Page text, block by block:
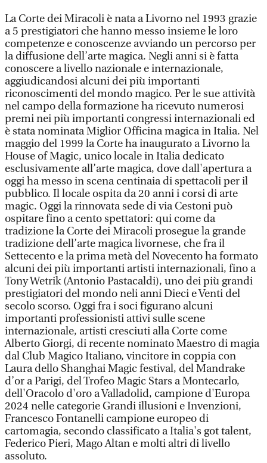
La Corte dei Miracoli è nata a Livorno nel 1993 grazie
a 5 prestigiatori che hanno messo insieme le loro
competenze e conoscenze avviando un percorso per
la diffusione dell’arte magica. Negli anni si è fatta
conoscere a livello nazionale e internazionale,
aggiudicandosi alcuni dei più importanti
riconoscimenti del mondo magico. Per le sue attività
nel campo della formazione ha ricevuto numerosi
premi nei più importanti congressi internazionali ed
è stata nominata Miglior Officina magica in Italia. Nel
maggio del 1999 la Corte ha inaugurato a Livorno la
House of Magic, unico locale in Italia dedicato
esclusivamente all’arte magica, dove dall'apertura a
oggi ha messo in scena centinaia di spettacoli per il
pubblico. Il locale ospita da 20 anni i corsi di arte
magic. Oggi la rinnovata sede di via Cestoni può
ospitare fino a cento spettatori: qui come da
tradizione la Corte dei Miracoli prosegue la grande
tradizione dell’arte magica livornese, che fra il
Settecento e la prima metà del Novecento ha formato
alcuni dei più importanti artisti internazionali, fino a
Tony Wetrik (Antonio Pastacaldi), uno dei più grandi
prestigiatori del mondo neli anni Dieci e Venti del
secolo scorso. Oggi fra i soci figurano alcuni
importanti professionisti attivi sulle scene
internazionale, artisti cresciuti alla Corte come
Alberto Giorgi, di recente nominato Maestro di magia
dal Club Magico Italiano, vincitore in coppia con
Laura dello Shanghai Magic festival, del Mandrake
d’or a Parigi, del Trofeo Magic Stars a Montecarlo,
dell'Oracolo d'oro a Valladolid, campione d'Europa
2024 nelle categorie Grandi illusioni e Invenzioni,
Francesco Fontanelli campione europeo di
cartomagia, secondo classificato a Italia's got talent,
Federico Pieri, Mago Altan e molti altri di livello
assoluto.